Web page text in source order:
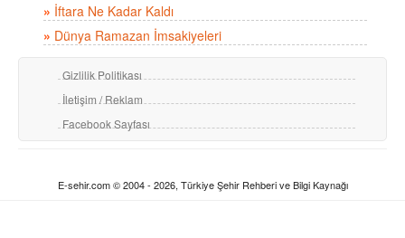
» İftara Ne Kadar Kaldı
» Dünya Ramazan İmsakiyeleri
Gizlilik Politikası
İletişim / Reklam
Facebook Sayfası
E-sehir.com © 2004 - 2026, Türkiye Şehir Rehberi ve Bilgi Kaynağı